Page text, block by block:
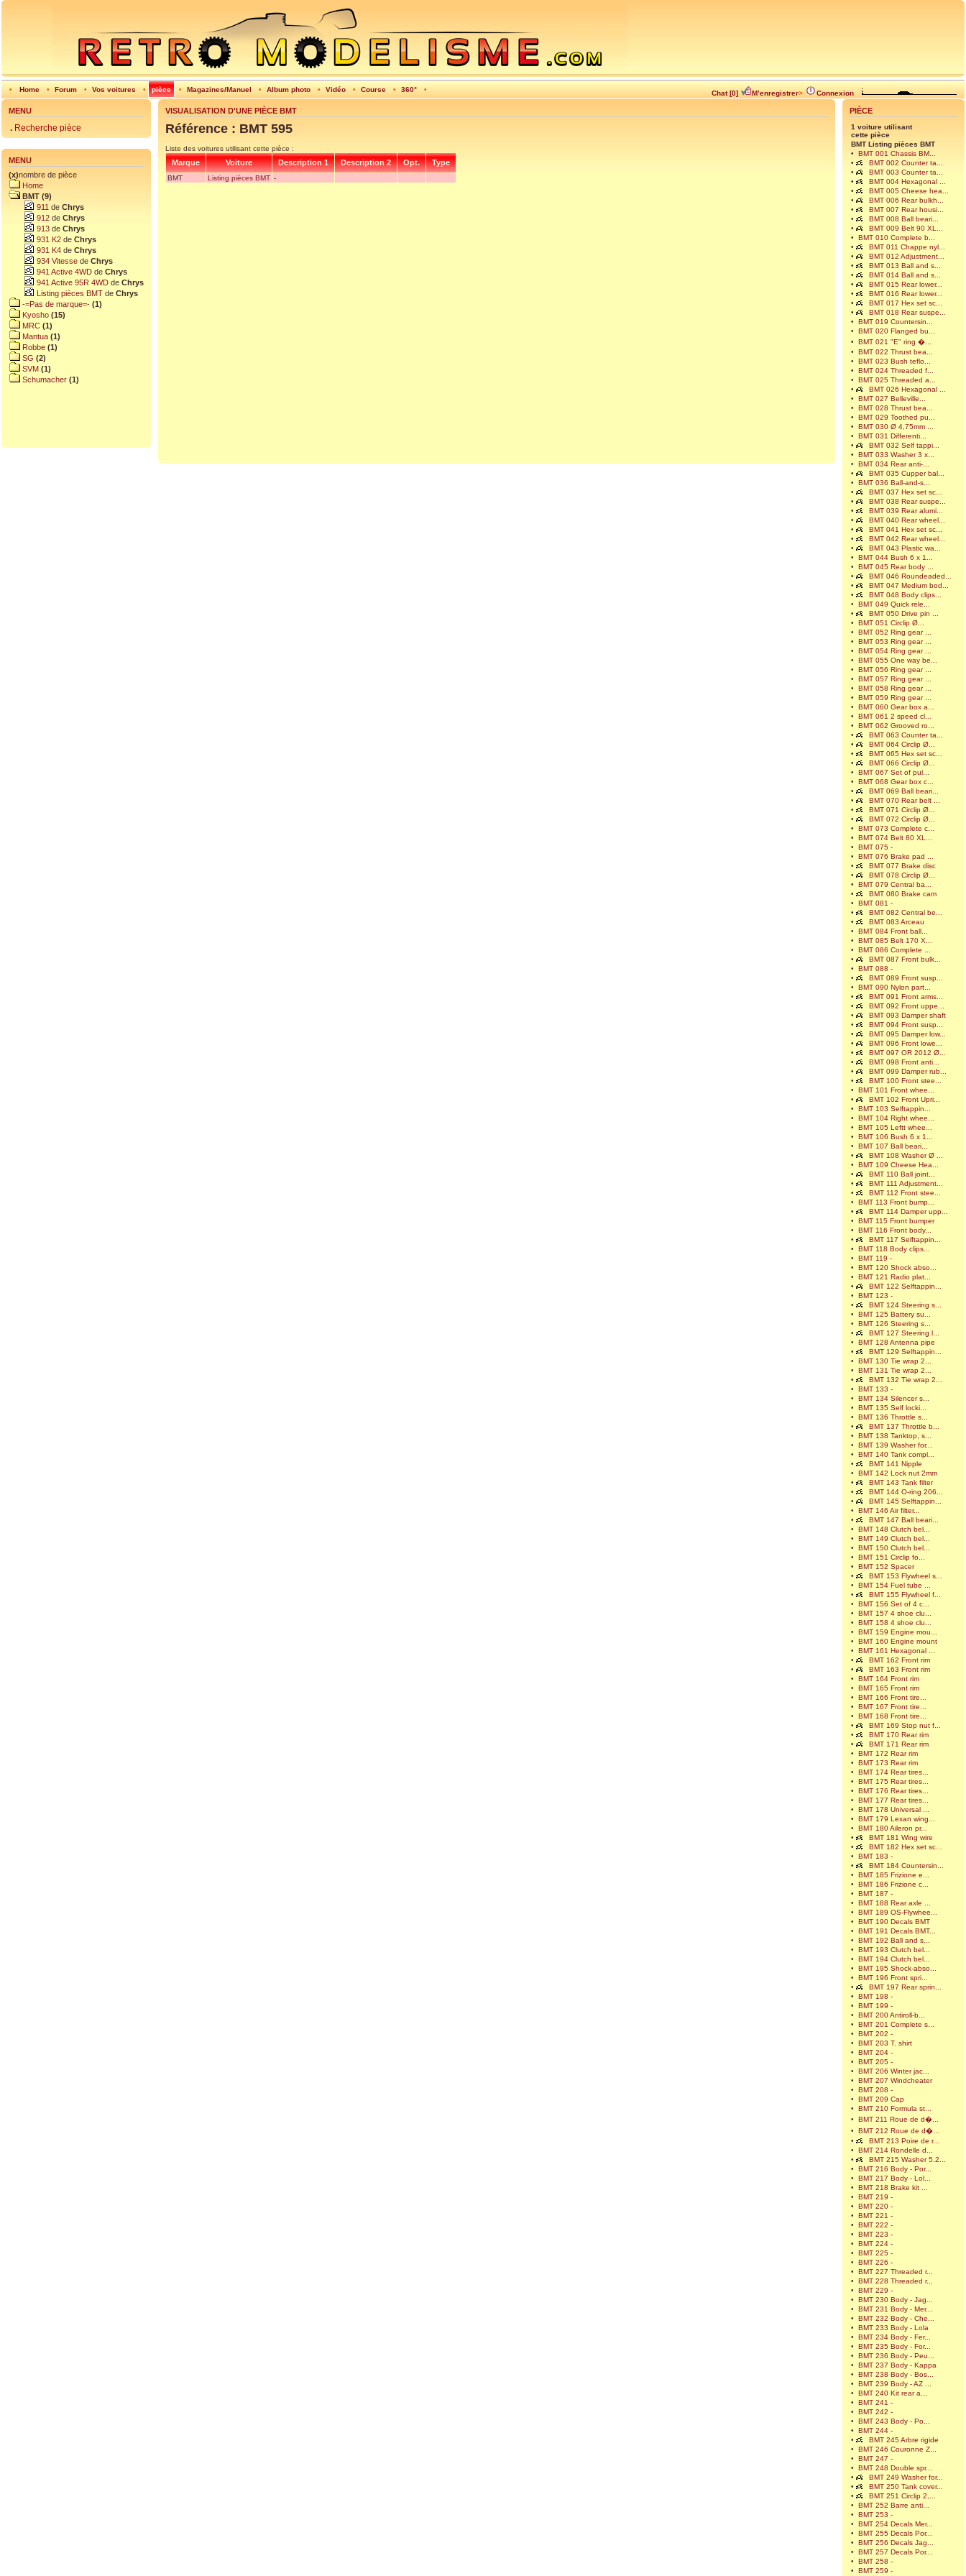
• Home • Forum • Vos voitures • pièce • Magazines/Manuel • Album photo • Vidéo • Course • 360° • Chat [0] M’enregistrer> Connexion
MENU
. Recherche pièce
MENU
(x)nombre de pièce
Home
BMT (9)
911 de Chrys
912 de Chrys
913 de Chrys
931 K2 de Chrys
931 K4 de Chrys
934 Vitesse de Chrys
941 Active 4WD de Chrys
941 Active 95R 4WD de Chrys
Listing pièces BMT de Chrys
-=Pas de marque=- (1)
Kyosho (15)
MRC (1)
Mantua (1)
Robbe (1)
SG (2)
SVM (1)
Schumacher (1)
VISUALISATION D'UNE PIÈCE BMT
Référence : BMT 595
Liste des voitures utilisant cette pièce :
Marque Voiture Description 1 Description 2 Opt. Type
BMT Listing pièces BMT -
PIÈCE
1 voiture utilisant
cette pièce
BMT Listing pièces BMT
•
BMT 001 Chassis BM...
•
BMT 002 Counter ta...
•
BMT 003 Counter ta...
•
BMT 004 Hexagonal ...
•
BMT 005 Cheese hea...
•
BMT 006 Rear bulkh...
•
BMT 007 Rear housi...
•
BMT 008 Ball beari...
•
BMT 009 Belt 90 XL...
•
BMT 010 Complete b...
•
BMT 011 Chappe nyl...
•
BMT 012 Adjustment...
•
BMT 013 Ball and s...
•
BMT 014 Ball and s...
•
BMT 015 Rear lower...
•
BMT 016 Rear lower...
•
BMT 017 Hex set sc...
•
BMT 018 Rear suspe...
•
BMT 019 Countersin...
•
BMT 020 Flanged bu...
•
BMT 021 "E" ring �...
•
BMT 022 Thrust bea...
•
BMT 023 Bush teflo...
•
BMT 024 Threaded f...
•
BMT 025 Threaded a...
•
BMT 026 Hexagonal ...
•
BMT 027 Belleville...
•
BMT 028 Thrust bea...
•
BMT 029 Toothed pu...
•
BMT 030 Ø 4,75mm ...
•
BMT 031 Differenti...
•
BMT 032 Self tappi...
•
BMT 033 Washer 3 x...
•
BMT 034 Rear anti-...
•
BMT 035 Cupper bal...
•
BMT 036 Ball-and-s...
•
BMT 037 Hex set sc...
•
BMT 038 Rear suspe...
•
BMT 039 Rear alumi...
•
BMT 040 Rear wheel...
•
BMT 041 Hex set sc...
•
BMT 042 Rear wheel...
•
BMT 043 Plastic wa...
•
BMT 044 Bush 6 x 1...
•
BMT 045 Rear body ...
•
BMT 046 Roundeaded...
•
BMT 047 Medium bod...
•
BMT 048 Body clips...
•
BMT 049 Quick rele...
•
BMT 050 Drive pin ...
•
BMT 051 Circlip Ø...
•
BMT 052 Ring gear ...
•
BMT 053 Ring gear ...
•
BMT 054 Ring gear ...
•
BMT 055 One way be...
•
BMT 056 Ring gear ...
•
BMT 057 Ring gear ...
•
BMT 058 Ring gear ...
•
BMT 059 Ring gear ...
•
BMT 060 Gear box a...
•
BMT 061 2 speed cl...
•
BMT 062 Grooved ro...
•
BMT 063 Counter ta...
•
BMT 064 Circlip Ø...
•
BMT 065 Hex set sc...
•
BMT 066 Circlip Ø...
•
BMT 067 Set of pul...
•
BMT 068 Gear box c...
•
BMT 069 Ball beari...
•
BMT 070 Rear belt ...
•
BMT 071 Circlip Ø...
•
BMT 072 Circlip Ø...
•
BMT 073 Complete c...
•
BMT 074 Belt 80 XL...
•
BMT 075 -
•
BMT 076 Brake pad ...
•
BMT 077 Brake disc
•
BMT 078 Circlip Ø...
•
BMT 079 Central ba...
•
BMT 080 Brake cam
•
BMT 081 -
•
BMT 082 Central be...
•
BMT 083 Arceau
•
BMT 084 Front ball...
•
BMT 085 Belt 170 X...
•
BMT 086 Complete ...
•
BMT 087 Front bulk...
•
BMT 088 -
•
BMT 089 Front susp...
•
BMT 090 Nylon part...
•
BMT 091 Front arms...
•
BMT 092 Front uppe...
•
BMT 093 Damper shaft
•
BMT 094 Front susp...
•
BMT 095 Damper low...
•
BMT 096 Front lowe...
•
BMT 097 OR 2012 Ø...
•
BMT 098 Front anti...
•
BMT 099 Damper rub...
•
BMT 100 Front stee...
•
BMT 101 Front whee...
•
BMT 102 Front Upri...
•
BMT 103 Selftappin...
•
BMT 104 Right whee...
•
BMT 105 Leftt whee...
•
BMT 106 Bush 6 x 1...
•
BMT 107 Ball beari...
•
BMT 108 Washer Ø ...
•
BMT 109 Cheese Hea...
•
BMT 110 Ball joint...
•
BMT 111 Adjustment...
•
BMT 112 Front stee...
•
BMT 113 Front bump...
•
BMT 114 Damper upp...
•
BMT 115 Front bumper
•
BMT 116 Front body...
•
BMT 117 Selftappin...
•
BMT 118 Body clips...
•
BMT 119 -
•
BMT 120 Shock abso...
•
BMT 121 Radio plat...
•
BMT 122 Selftappin...
•
BMT 123 -
•
BMT 124 Steering s...
•
BMT 125 Battery su...
•
BMT 126 Steering s...
•
BMT 127 Steering l...
•
BMT 128 Antenna pipe
•
BMT 129 Selftappin...
•
BMT 130 Tie wrap 2...
•
BMT 131 Tie wrap 2...
•
BMT 132 Tie wrap 2...
•
BMT 133 -
•
BMT 134 Silencer s...
•
BMT 135 Self locki...
•
BMT 136 Throttle s...
•
BMT 137 Throttle b...
•
BMT 138 Tanktop, s...
•
BMT 139 Washer for...
•
BMT 140 Tank compl...
•
BMT 141 Nipple
•
BMT 142 Lock nut 2mm
•
BMT 143 Tank filter
•
BMT 144 O-ring 206...
•
BMT 145 Selftappin...
•
BMT 146 Air filter...
•
BMT 147 Ball beari...
•
BMT 148 Clutch bel...
•
BMT 149 Clutch bel...
•
BMT 150 Clutch bel...
•
BMT 151 Circlip fo...
•
BMT 152 Spacer
•
BMT 153 Flywheel s...
•
BMT 154 Fuel tube ...
•
BMT 155 Flywheel f...
•
BMT 156 Set of 4 c...
•
BMT 157 4 shoe clu...
•
BMT 158 4 shoe clu...
•
BMT 159 Engine mou...
•
BMT 160 Engine mount
•
BMT 161 Hexagonal ...
•
BMT 162 Front rim
•
BMT 163 Front rim
•
BMT 164 Front rim
•
BMT 165 Front rim
•
BMT 166 Front tire...
•
BMT 167 Front tire...
•
BMT 168 Front tire...
•
BMT 169 Stop nut f...
•
BMT 170 Rear rim
•
BMT 171 Rear rim
•
BMT 172 Rear rim
•
BMT 173 Rear rim
•
BMT 174 Rear tires...
•
BMT 175 Rear tires...
•
BMT 176 Rear tires...
•
BMT 177 Rear tires...
•
BMT 178 Universal ...
•
BMT 179 Lexan wing...
•
BMT 180 Aileron pr...
•
BMT 181 Wing wire
•
BMT 182 Hex set sc...
•
BMT 183 -
•
BMT 184 Countersin...
•
BMT 185 Frizione e...
•
BMT 186 Frizione c...
•
BMT 187 -
•
BMT 188 Rear axle ...
•
BMT 189 OS-Flywhee...
•
BMT 190 Decals BMT
•
BMT 191 Decals BMT...
•
BMT 192 Ball and s...
•
BMT 193 Clutch bel...
•
BMT 194 Clutch bel...
•
BMT 195 Shock-abso...
•
BMT 196 Front spri...
•
BMT 197 Rear sprin...
•
BMT 198 -
•
BMT 199 -
•
BMT 200 Antiroll-b...
•
BMT 201 Complete s...
•
BMT 202 -
•
BMT 203 T. shirt
•
BMT 204 -
•
BMT 205 -
•
BMT 206 Winter jac...
•
BMT 207 Windcheater
•
BMT 208 -
•
BMT 209 Cap
•
BMT 210 Formula st...
•
BMT 211 Roue de d�...
•
BMT 212 Roue de d�...
•
BMT 213 Poire de r...
•
BMT 214 Rondelle d...
•
BMT 215 Washer 5.2...
•
BMT 216 Body - Por...
•
BMT 217 Body - Lol...
•
BMT 218 Brake kit ...
•
BMT 219 -
•
BMT 220 -
•
BMT 221 -
•
BMT 222 -
•
BMT 223 -
•
BMT 224 -
•
BMT 225 -
•
BMT 226 -
•
BMT 227 Threaded r...
•
BMT 228 Threaded r...
•
BMT 229 -
•
BMT 230 Body - Jag...
•
BMT 231 Body - Mer...
•
BMT 232 Body - Che...
•
BMT 233 Body - Lola
•
BMT 234 Body - Fer...
•
BMT 235 Body - For...
•
BMT 236 Body - Peu...
•
BMT 237 Body - Kappa
•
BMT 238 Body - Bos...
•
BMT 239 Body - AZ ...
•
BMT 240 Kit rear a...
•
BMT 241 -
•
BMT 242 -
•
BMT 243 Body - Po...
•
BMT 244 -
•
BMT 245 Arbre rigide
•
BMT 246 Couronne Z...
•
BMT 247 -
•
BMT 248 Double spr...
•
BMT 249 Washer for...
•
BMT 250 Tank cover...
•
BMT 251 Circlip 2,...
•
BMT 252 Barre anti...
•
BMT 253 -
•
BMT 254 Decals Mer...
•
BMT 255 Decals Por...
•
BMT 256 Decals Jag...
•
BMT 257 Decals Por...
•
BMT 258 -
•
BMT 259 -